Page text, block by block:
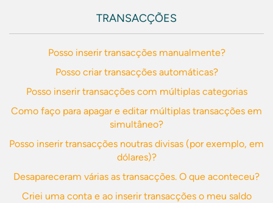
TRANSACÇÕES
Posso inserir transacções manualmente?
Posso criar transacções automáticas?
Posso inserir transacções com múltiplas categorias
Como faço para apagar e editar múltiplas transacções em
simultâneo?
Posso inserir transacções noutras divisas (por exemplo, em
dólares)?
Desapareceram várias as transacções. O que aconteceu?
Criei uma conta e ao inserir transacções o meu saldo